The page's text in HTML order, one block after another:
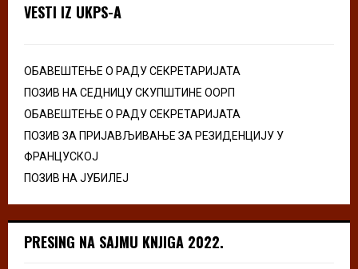
VESTI IZ UKPS-A
ОБАВЕШТЕЊЕ О РАДУ СЕКРЕТАРИЈАТА
ПОЗИВ НА СЕДНИЦУ СКУПШТИНЕ ООРП
ОБАВЕШТЕЊЕ О РАДУ СЕКРЕТАРИЈАТА
ПОЗИВ ЗА ПРИЈАВЉИВАЊЕ ЗА РЕЗИДЕНЦИЈУ У
ФРАНЦУСКОЈ
ПОЗИВ НА ЈУБИЛЕЈ
PRESING NA SAJMU KNJIGA 2022.